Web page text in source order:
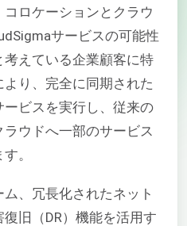
ロケーションとクラウ
サービスの可能性
えている企業顧客に特
り、完全に同期された
ビスを実行し、従来の
ウドへ一部のサービス
。
、冗長化されたネット
旧（DR）機能を活用す